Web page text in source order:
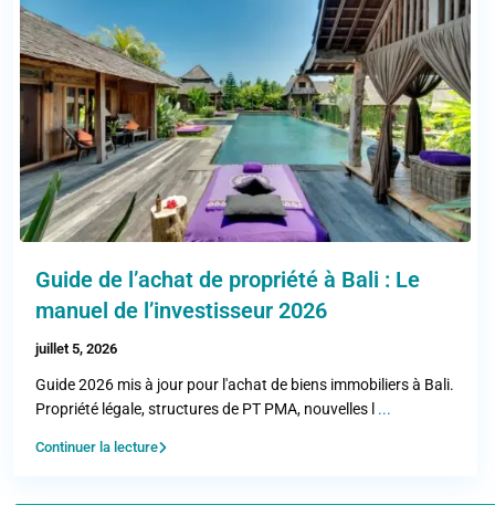
Guide de l’achat de propriété à Bali : Le
manuel de l’investisseur 2026
juillet 5, 2026
Guide 2026 mis à jour pour l'achat de biens immobiliers à Bali.
Propriété légale, structures de PT PMA, nouvelles l ...
Continuer la lecture